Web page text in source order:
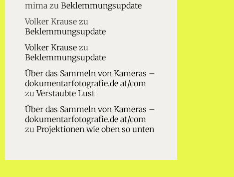
mimazu Beklemmungsupdate
Volker Krausezu
Beklemmungsupdate
Volker Krausezu
Beklemmungsupdate
Über das Sammeln von Kameras –
dokumentarfotografie.de at/com
zuVerstaubte Lust
Über das Sammeln von Kameras –
dokumentarfotografie.de at/com
zu Projektionen wie oben so unten